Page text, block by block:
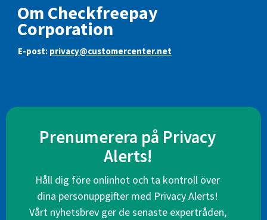
Om Checkfreepay
Corporation
E-post: privacy@customercenter.net
Prenumerera på Privacy
Alerts!
Håll dig före onlinhot och ta kontroll över
dina personuppgifter med Privacy Alerts!
Vårt nyhetsbrev ger de senaste expertråden,